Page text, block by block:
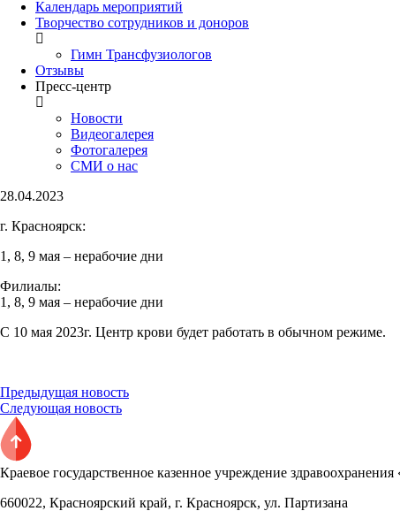
Календарь мероприятий
Творчество сотрудников и доноров
Гимн Трансфузиологов
Отзывы
Пресс-центр
Новости
Видеогалерея
Фотогалерея
СМИ о нас
28.04.2023
г. Красноярск:
1, 8, 9 мая – нерабочие дни
Филиалы:
1, 8, 9 мая – нерабочие дни
С 10 мая 2023г. Центр крови будет работать в обычном режиме.
Предыдущая новость
Следующая новость
Краевое государственное казенное учреждение
660022, Красноярский край, г. Красноярск, ул. Партизана